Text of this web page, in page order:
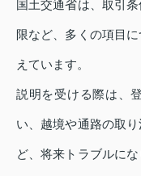
国土交通省は、取引
限など、多くの項目
えています。
説明を受ける際は、
い、越境や通路の取
ど、将来トラブルに